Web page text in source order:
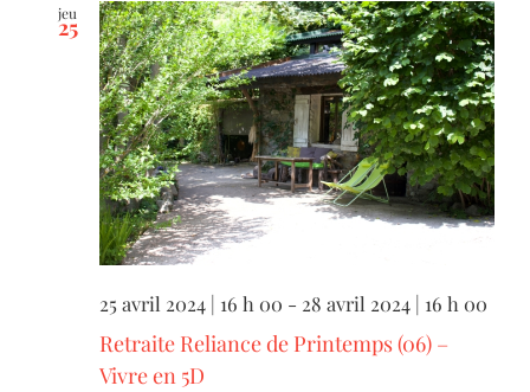
jeu
25
25 avril 2024 | 16 h 00 - 28 avril 2024 | 16 h 00
Retraite Reliance de Printemps (06) –
Vivre en 5D